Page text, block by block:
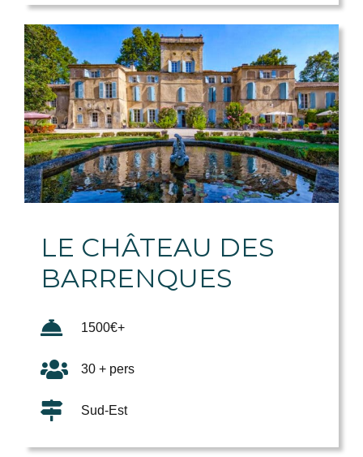
LE CHÂTEAU DES
BARRENQUES
1500€+
30 + pers
Sud-Est